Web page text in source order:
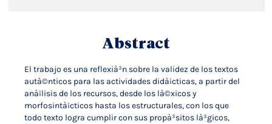
Abstract
El trabajo es una reflexià³n sobre la validez de los textos
autà©nticos para las actividades didà¡cticas, a partir del
anà¡lisis de los recursos, desde los là©xicos y
morfosintà¡cticos hasta los estructurales, con los que
todo texto logra cumplir con sus propà³sitos là³gicos,